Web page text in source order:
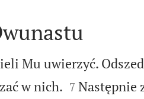
Mu uwierzyć.
w nich.
7 Następnie